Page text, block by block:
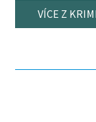
VÍCE Z